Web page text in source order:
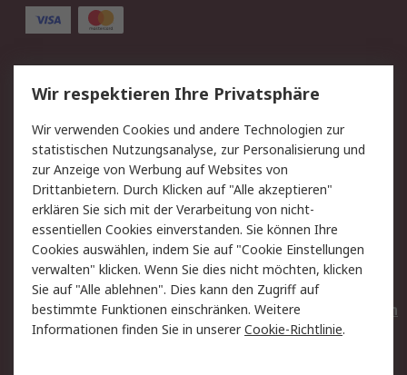
Service
Value Added Services
Lieferlösungen
Rücksendungen
Kontakt
Hilfe
Privatkunden
Rechtliches
AGB
Datenschutz
Cookie-Richtlinie
Zahlungsbedingungen
Copyright/Impressum
Entsorgung
Elektrogeräte/Batterien
Wir respektieren Ihre Privatsphäre
Wir verwenden Cookies und andere Technologien zur
statistischen Nutzungsanalyse, zur Personalisierung und
zur Anzeige von Werbung auf Websites von
Drittanbietern. Durch Klicken auf "Alle akzeptieren"
erklären Sie sich mit der Verarbeitung von nicht-
essentiellen Cookies einverstanden. Sie können Ihre
Cookies auswählen, indem Sie auf "Cookie Einstellungen
verwalten" klicken. Wenn Sie dies nicht möchten, klicken
Sie auf "Alle ablehnen". Dies kann den Zugriff auf
bestimmte Funktionen einschränken. Weitere
Informationen finden Sie in unsererCookie-Richtlinie.